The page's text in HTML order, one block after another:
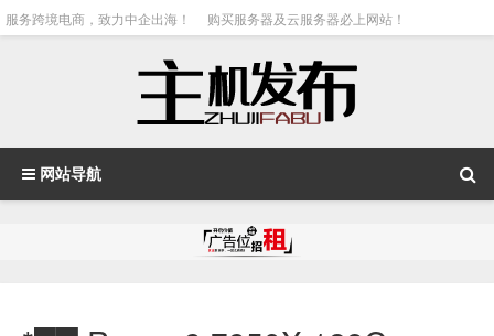
服务跨境电商，致力中企出海！ 购买服务器及云服务器必上网站！
网站导航